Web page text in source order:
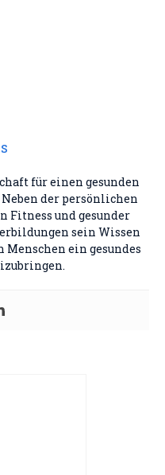
für einen gesunden
der persönlichen
Fitness und gesunder
sein Wissen
ein gesundes